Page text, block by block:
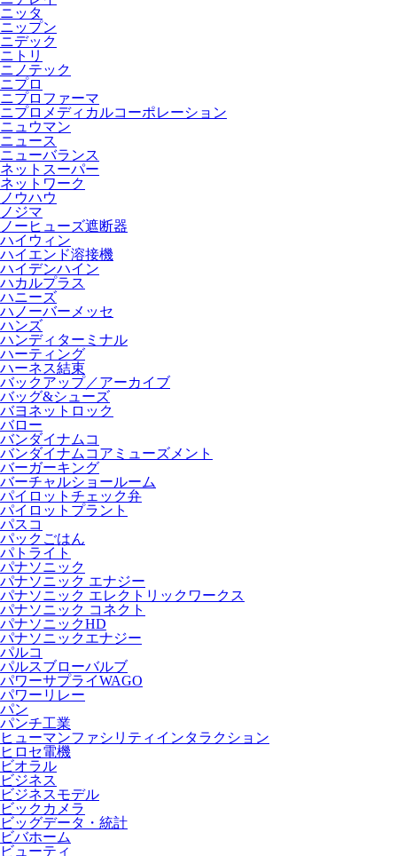
ニッタ
ニップン
ニデック
ニトリ
ニノテック
ニプロ
ニプロファーマ
ニプロメディカルコーポレーション
ニュウマン
ニュース
ニューバランス
ネットスーパー
ネットワーク
ノウハウ
ノジマ
ノーヒューズ遮断器
ハイウィン
ハイエンド溶接機
ハイデンハイン
ハカルプラス
ハニーズ
ハノーバーメッセ
ハンズ
ハンディターミナル
ハーティング
ハーネス結束
バックアップ／アーカイブ
バッグ&シューズ
バヨネットロック
バロー
バンダイナムコ
バンダイナムコアミューズメント
バーガーキング
バーチャルショールーム
パイロットチェック弁
パイロットプラント
パスコ
パックごはん
パトライト
パナソニック
パナソニック エナジー
パナソニック エレクトリックワークス
パナソニック コネクト
パナソニックHD
パナソニックエナジー
パルコ
パルスブローバルブ
パワーサプライWAGO
パワーリレー
パン
パンチ工業
ヒューマンファシリティインタラクション
ヒロセ電機
ビオラル
ビジネス
ビジネスモデル
ビックカメラ
ビッグデータ・統計
ビバホーム
ビューティ